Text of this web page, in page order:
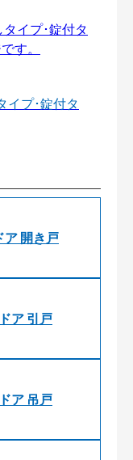
イプ･錠付タ
開き戸
ア 引戸
ア 吊戸